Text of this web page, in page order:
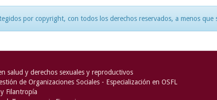
por copyright, con todos los derechos reservados, a menos
salud y derechos sexuales y reproductivos
de Organizaciones Sociales - Especialización en OSFL
Filantropía